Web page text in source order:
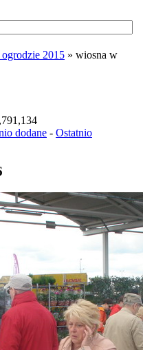
2015 » wiosna w
dodane - Ostatnio